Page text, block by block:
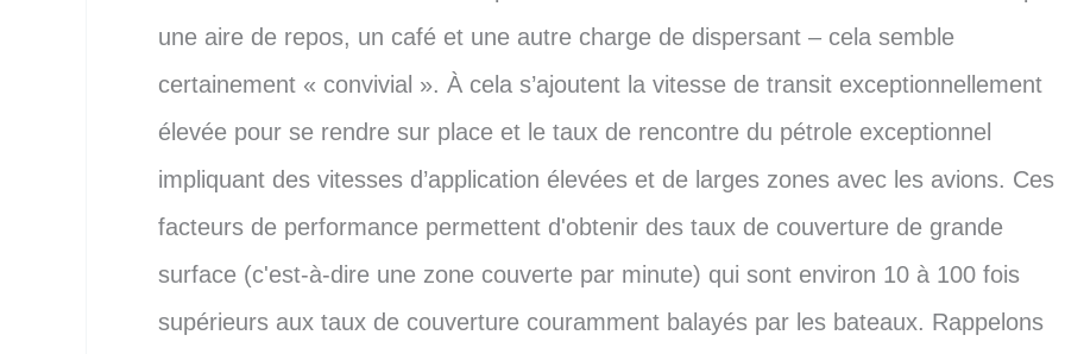
une aire de repos, un café et une autre charge de dispersant – cela semble
certainement « convivial ». À cela s’ajoutent la vitesse de transit exceptionnellement
élevée pour se rendre sur place et le taux de rencontre du pétrole exceptionnel
impliquant des vitesses d’application élevées et de larges zones avec les avions. Ces
facteurs de performance permettent d'obtenir des taux de couverture de grande
surface (c'est-à-dire une zone couverte par minute) qui sont environ 10 à 100 fois
supérieurs aux taux de couverture couramment balayés par les bateaux. Rappelons